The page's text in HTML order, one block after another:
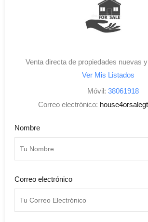
Venta directa de propiedades nuevas
Ver Mis Listados
Móvil: 38061918
Correo electrónico:
Nombre
Correo electrónico